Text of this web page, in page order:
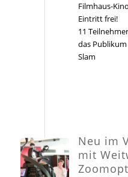
Filmhaus-
Eintritt frei!
11
das
Slam
Neu im
mit